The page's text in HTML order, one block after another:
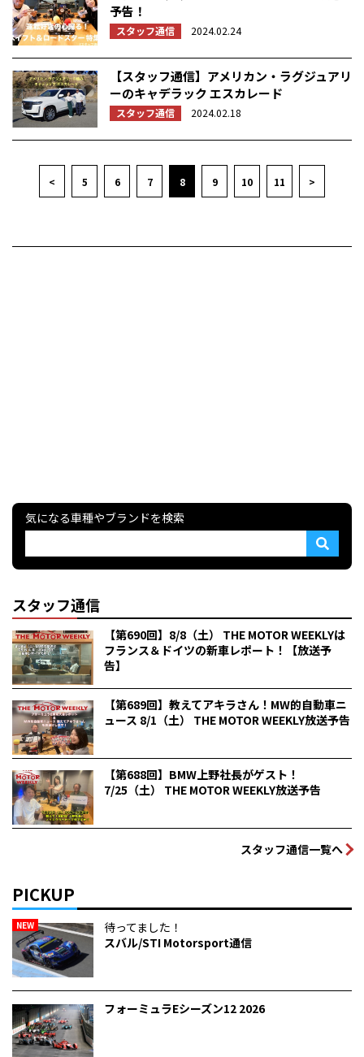
予告！
スタッフ通信 2024.02.24
【スタッフ通信】アメリカン・ラグジュアリ
ーのキャデラック エスカレード
スタッフ通信 2024.02.18
< 5 6 7 8 9 10 11 >
気になる車種やブランドを検索
スタッフ通信
【第690回】8/8（土） THE MOTOR WEEKLYは
フランス＆ドイツの新車レポート！【放送予
告】
【第689回】教えてアキラさん！MW的自動車ニ
ュース 8/1（土） THE MOTOR WEEKLY放送予告
【第688回】BMW上野社長がゲスト！
7/25（土） THE MOTOR WEEKLY放送予告
スタッフ通信一覧へ
PICKUP
NEW
待ってました！
スバル/STI Motorsport通信
フォーミュラEシーズン12 2026